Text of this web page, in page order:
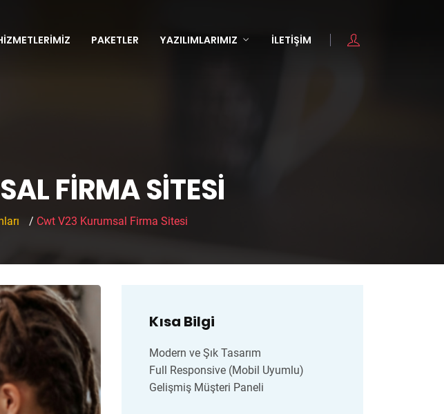
PAKETLER YAZILIMLARIMIZ İLETIŞIM
FIRMA SITESI
/ Cwt V23 Kurumsal Firma Sitesi
Kısa Bilgi
Modern ve Şık Tasarım
Full Responsive (Mobil Uyumlu)
Gelişmiş Müşteri Paneli